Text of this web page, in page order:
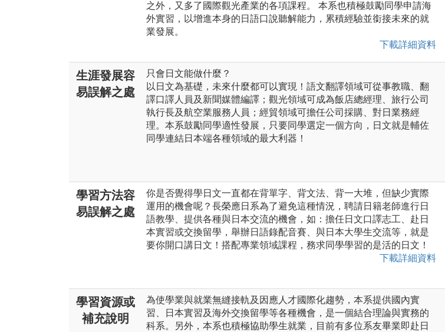
之外，又多了國際觀光產業的各項課程。 本系也積極鼓勵同學申請海
外實習，以增進本身的日語口說聽解能力，累積經驗並銜接未來的就
業發展。
下載詳細資料
生涯發展容
易誤解之處
只會日文能做什麼？
以日文為基礎，未來什麼都可以實現！語文翻譯領域可從事教職、翻
譯口譯人員及新聞媒體編譯；觀光領域可成為飯店總經理、旅行公司
執行長及航空業服務人員；經貿領域可擔任公司採購、對日業務經
理。本系鼓勵同學適性發展，只要同學選定一個方向，日文就是輔佐
同學連結日本端各種領域的最大利器！
學習方法容
易誤解之處
你是否覺得學日文一直都在背單字、背文法、背一大堆，但缺少實際
運用的機會呢？長榮應日系為了避免這種情況，聘請日籍老師進行日
語教學、提供各種與日本交流的機會，如：擔任日文口譯志工、赴日
本實習或交換留學，舉辦日語錄配音賽、與日本大學生交流等，就是
要你開口講日文！搭配專業領域課程，務求同學學習的是活的日文！
下載詳細資料
學習資源或
補充說明
為使學業與就業無縫接軌及因應人才國際化趨勢，本系提供國內實
習、日本實習及海外交換留學等各種機會，是一個結合理論與實務的
科系。另外，本系也積極協助學生就業，目前有多位系友畢業即赴日